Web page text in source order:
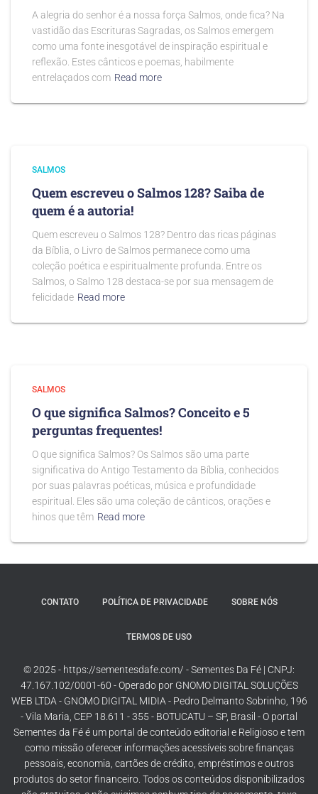
A alegria do senhor é a nossa força Salmos, onde fica? Na
vastidão das Escrituras Sagradas, os Salmos emergem
como uma fonte inesgotável de inspiração espiritual e
reflexão. Estes cânticos e poemas, habilmente
entrelaçados com Read more
SALMOS
Quem escreveu o Salmos 128? Saiba de
quem é a autoria!
Quem escreveu o Salmos 128? Dentro das ricas páginas
da Bíblia, o Livro de Salmos permanece como uma
coleção poética e espiritualmente profunda. Entre os
Salmos, o Salmo 128 destaca-se por sua mensagem de
felicidade Read more
SALMOS
O que significa Salmos? Conceito e 5
perguntas frequentes!
O que significa Salmos? Os Salmos são uma parte
significativa do Antigo Testamento da Bíblia, conhecidos
por suas palavras poéticas, música e profundidade
espiritual. Eles são uma coleção de cânticos, orações e
hinos que têm Read more
CONTATO POLÍTICA DE PRIVACIDADE SOBRE NÓS
TERMOS DE USO
© 2025 - https://sementesdafe.com/ - Sementes Da Fé | CNPJ:
47.167.102/0001-60 - Operado por GNOMO DIGITAL SOLUÇÕES
WEB LTDA - GNOMO DIGITAL MIDIA - Pedro Delmanto Sobrinho, 196
- Vila Maria, CEP 18.611 - 355 - BOTUCATU – SP, Brasil - O portal
Sementes da Fé é um portal de conteúdo editorial e Religioso e tem
como missão oferecer informações acessíveis sobre finanças
pessoais, economia, cartões de crédito, empréstimos e outros
produtos do setor financeiro. Todos os conteúdos disponibilizados